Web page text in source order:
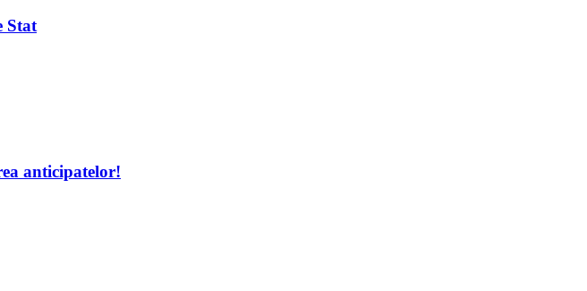
Stat
anticipatelor!